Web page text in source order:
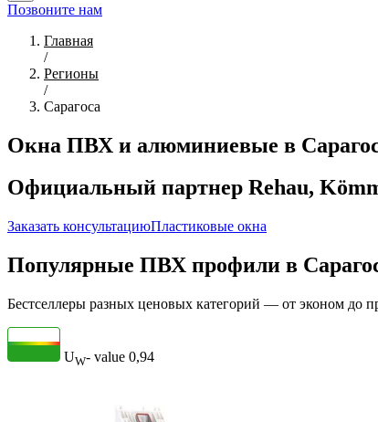
Позвоните нам
Главная
/
Регионы
/
Сарагоса
Окна ПВХ и алюминиевые в
Официальный партнер Rehau,
Заказать консультациюПластиковые окна
Популярные ПВХ профили в
Бестселлеры разных ценовых категорий — от эконом до
UW- value 0,94